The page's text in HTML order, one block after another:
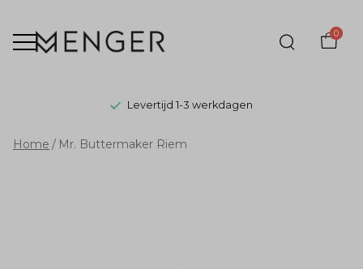
0
Levertijd 1-3 werkdagen
Mr.
Home Mr. Buttermaker Riem